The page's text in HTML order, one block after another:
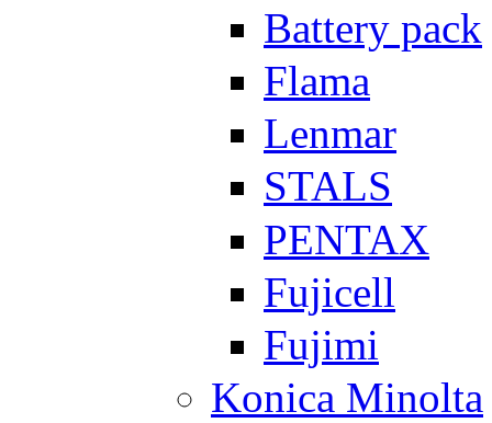
Battery pack
Flama
Lenmar
STALS
PENTAX
Fujicell
Fujimi
Konica Minolta